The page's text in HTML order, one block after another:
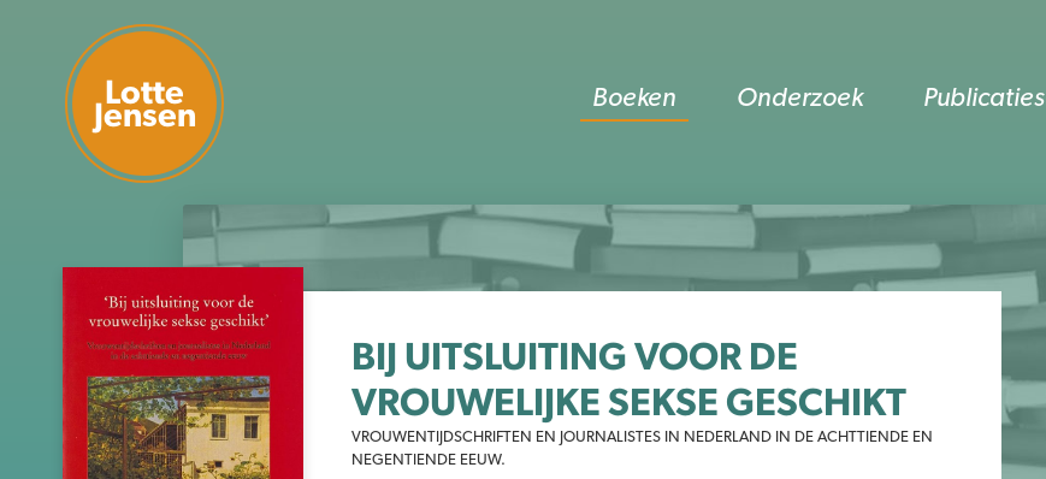
Lotte
Jensen Boeken Onderzoek Publicaties
BIJ UITSLUITING VOOR DE
VROUWELIJKE SEKSE GESCHIKT
VROUWENTIJDSCHRIFTEN EN JOURNALISTES IN NEDERLAND IN DE ACHTTIENDE EN
NEGENTIENDE EEUW.